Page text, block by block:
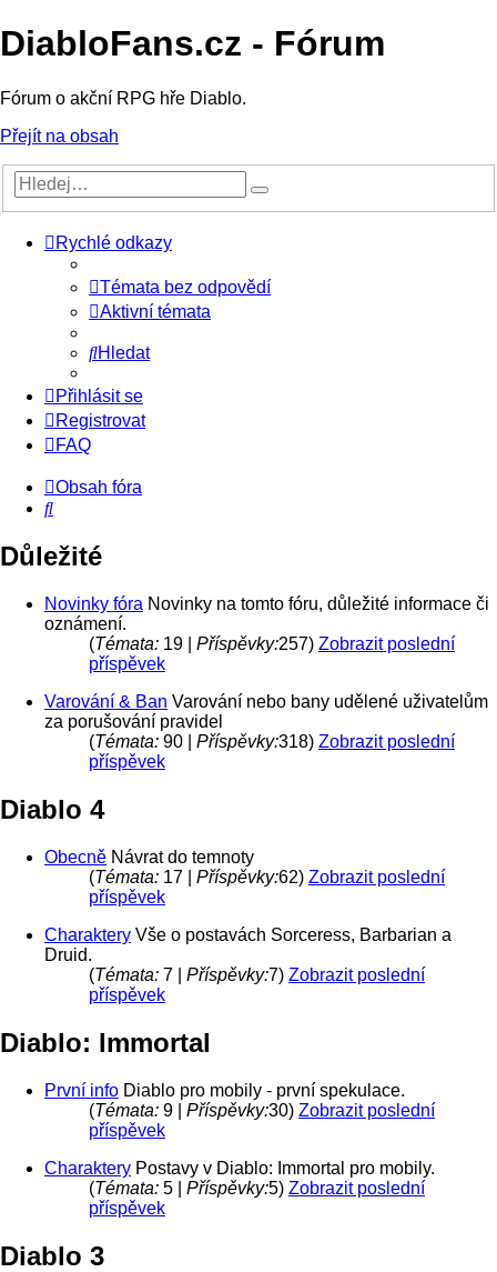
DiabloFans.cz - Fórum
Fórum o akční RPG hře Diablo.
Přejít na obsah
Rychlé odkazy
Témata bez odpovědí
Aktivní témata
Hledat
Přihlásit se
Registrovat
FAQ
Obsah fóra
Hledat
Důležité
Novinky fóra Novinky na tomto fóru, důležité informace či
oznámení.
(Témata: 19 | Příspěvky:257) Zobrazit poslední
příspěvek
Varování & Ban Varování nebo bany udělené uživatelům
za porušování pravidel
(Témata: 90 | Příspěvky:318) Zobrazit poslední
příspěvek
Diablo 4
Obecně Návrat do temnoty
(Témata: 17 | Příspěvky:62) Zobrazit poslední
příspěvek
Charaktery Vše o postavách Sorceress, Barbarian a
Druid.
(Témata: 7 | Příspěvky:7) Zobrazit poslední
příspěvek
Diablo: Immortal
První info Diablo pro mobily - první spekulace.
(Témata: 9 | Příspěvky:30) Zobrazit poslední
příspěvek
Charaktery Postavy v Diablo: Immortal pro mobily.
(Témata: 5 | Příspěvky:5) Zobrazit poslední
příspěvek
Diablo 3